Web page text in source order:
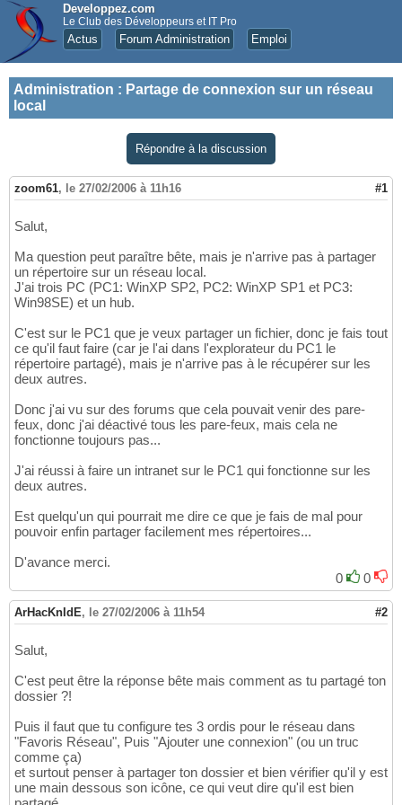
Developpez.com
Le Club des Développeurs et IT Pro
Actus Forum Administration Emploi
Administration : Partage de connexion sur un réseau
local
Répondre à la discussion
zoom61, le 27/02/2006 à 11h16 #1
Salut,
Ma question peut paraître bête, mais je n'arrive pas à partager
un répertoire sur un réseau local.
J'ai trois PC (PC1: WinXP SP2, PC2: WinXP SP1 et PC3:
Win98SE) et un hub.
C'est sur le PC1 que je veux partager un fichier, donc je fais tout
ce qu'il faut faire (car je l'ai dans l'explorateur du PC1 le
répertoire partagé), mais je n'arrive pas à le récupérer sur les
deux autres.
Donc j'ai vu sur des forums que cela pouvait venir des pare-
feux, donc j'ai déactivé tous les pare-feux, mais cela ne
fonctionne toujours pas...
J'ai réussi à faire un intranet sur le PC1 qui fonctionne sur les
deux autres.
Est quelqu'un qui pourrait me dire ce que je fais de mal pour
pouvoir enfin partager facilement mes répertoires...
D'avance merci.
0
0
ArHacKnIdE, le 27/02/2006 à 11h54 #2
Salut,
C'est peut être la réponse bête mais comment as tu partagé ton
dossier ?!
Puis il faut que tu configure tes 3 ordis pour le réseau dans
"Favoris Réseau", Puis "Ajouter une connexion" (ou un truc
comme ça)
et surtout penser à partager ton dossier et bien vérifier qu'il y est
une main dessous son icône, ce qui veut dire qu'il est bien